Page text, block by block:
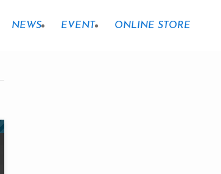
NEWS EVENT ONLINE STORE